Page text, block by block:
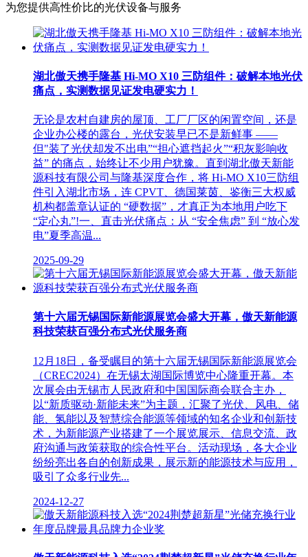
为您提供高性价比的光伏设备与服务
湖北傲天携手隆基 Hi-MO X10 三防组件：破解本地光伏
痛点，实测数据见证发电硬实力！
无论是农村自建房的屋顶、工厂厂区的闲置空间，还是
企业办公楼的露台，光伏安装早已不是新鲜事 ——
但"装了光伏却发不出电”“担心遮挡起火”“积灰影响收
益” 的痛点，始终让不少用户犹豫。直到湖北傲天新能
源科技有限公司与隆基深度合作，将 Hi-MO X10三防组
件引入湖北市场，连 CPVT、德国莱茵、鉴衡三大权威
机构都盖章认证的 “硬数据”，才真正为本地用户吃下
“定心丸”!一、直击光伏痛点：从 “安全焦虑” 到 “放心发
电”夏季高温...
2025-09-29
第十六届无锡国际新能源展览会盛大开幕，傲天新能源
科技荣获百强分布式光伏服务商
12月18日，备受瞩目的第十六届无锡国际新能源展览会
（CREC2024）在无锡太湖国际博览中心隆重开幕。本
次展会由无锡市人民政府和中国国际商会联合主办，
以“新质驱动·新能未来”为主题，汇聚了光伏、风电、储
能、氢能以及智慧综合能源等领域的知名企业和创新技
术，为新能源产业搭建了一个展览展示、信息交流、政
府沟通与政策获取的综合性平台。活动现场，各大企业
纷纷亮出各自的创新成果，展示新的能源技术与应用，
吸引了众多行业先...
2024-12-27